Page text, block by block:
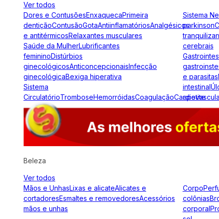
Ver todos
Dores e ContusõesEnxaquecaPrimeira
dentiçãoContusãoGotaAntiinflamatóriosAnalgésicos
e antitérmicosRelaxantes musculares
Saúde da MulherLubrificantes
femininoDistúrbios
ginecológicosAnticoncepcionaisInfecção
ginecológicaBexiga hiperativa
Sistema
CirculatórioTromboseHemorróidasCoagulação
Sistema
parkinson
cerebrais
e parasitas
intestinal
apetite
Beleza
Ver todos
Mãos e UnhasLixas e alicateAlicates e
cortadoresEsmaltes e removedoresAcessórios
mãos e unhas
Corpo
colônias
corporal